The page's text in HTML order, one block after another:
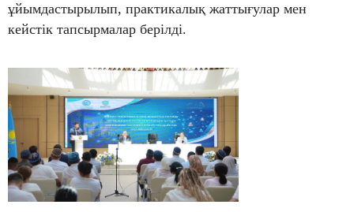
ұйымдастырылып, практикалық жаттығулар мен
кейстік тапсырмалар берілді.